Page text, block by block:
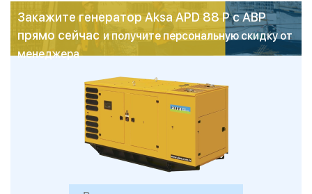
Закажите генератор Aksa APD 88 P с АВР
прямо сейчас и получите персональную скидку от
менеджера